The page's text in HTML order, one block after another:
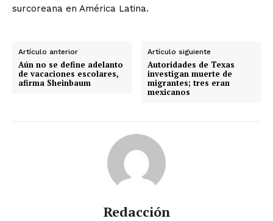
surcoreana en América Latina.
Artículo anterior
Aún no se define adelanto
de vacaciones escolares,
afirma Sheinbaum
Artículo siguiente
Autoridades de Texas
investigan muerte de
migrantes; tres eran
mexicanos
Redacción